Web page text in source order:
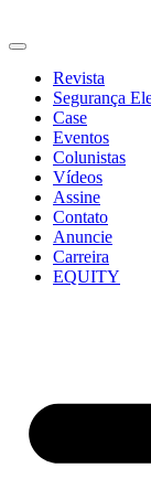
Revista
Segurança
Case
Eventos
Colunistas
Vídeos
Assine
Contato
Anuncie
Carreira
EQUITY